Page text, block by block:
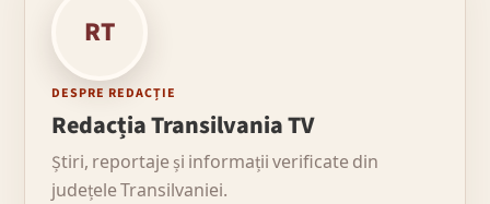
RT
DESPRE REDACȚIE
Redacția Transilvania TV
Știri, reportaje și informații verificate din
județele Transilvaniei.